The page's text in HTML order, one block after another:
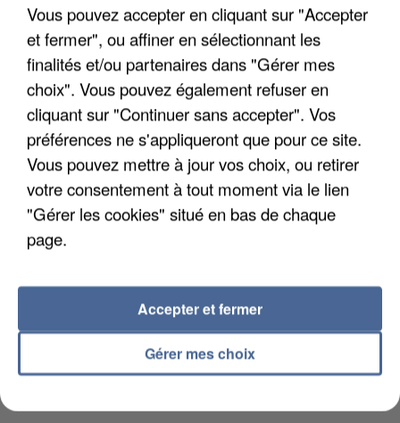
INTERMARCHÉ APRÈS UNE...
LES FRANÇAIS, FANS DE LA FLEMME
Vous pouvez accepter en cliquant sur "Accepter
et fermer", ou affiner en sélectionnant les
finalités et/ou partenaires dans "Gérer mes
choix". Vous pouvez également refuser en
cliquant sur "Continuer sans accepter". Vos
préférences ne s'appliqueront que pour ce site.
Vous pouvez mettre à jour vos choix, ou retirer
votre consentement à tout moment via le lien
"Gérer les cookies" situé en bas de chaque
page.
Gérer mes choix
Accepter et fermer